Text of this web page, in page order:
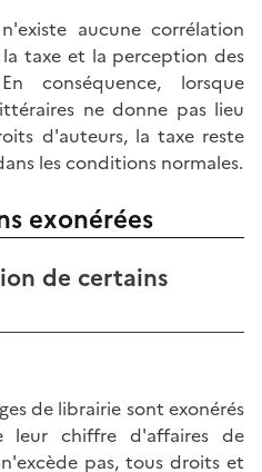
aucune corrélation
taxe et la perception des
conséquence, lorsque
ne donne pas lieu
d'auteurs, la taxe reste
les conditions normales.
exonérées
de certains
de librairie sont exonérés
leur chiffre d'affaires de
pas, tous droits et